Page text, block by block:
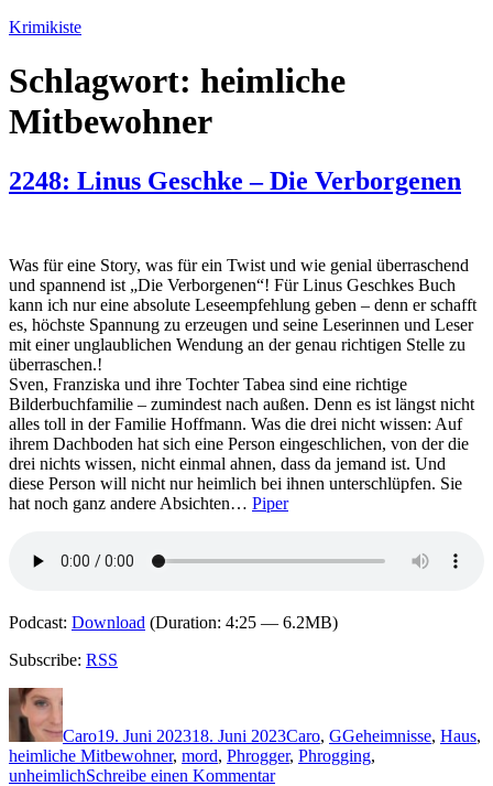
Zum
springen
Krimikiste
Schlagwort: heimliche
Mitbewohner
2248: Linus Geschke – Die Verborgenen
Was für eine Story, was für ein Twist und wie genial überraschend
und spannend ist „Die Verborgenen“! Für Linus Geschkes Buch
kann ich nur eine absolute Leseempfehlung geben – denn er schafft
es, höchste Spannung zu erzeugen und seine Leserinnen und Leser
mit einer unglaublichen Wendung an der genau richtigen Stelle zu
überraschen.!
Sven, Franziska und ihre Tochter Tabea sind eine richtige
Bilderbuchfamilie – zumindest nach außen. Denn es ist längst nicht
alles toll in der Familie Hoffmann. Was die drei nicht wissen: Auf
ihrem Dachboden hat sich eine Person eingeschlichen, von der die
drei nichts wissen, nicht einmal ahnen, dass da jemand ist. Und
diese Person will nicht nur heimlich bei ihnen unterschlüpfen. Sie
hat noch ganz andere Absichten… Piper
Podcast: Download (Duration: 4:25 — 6.2MB)
Subscribe: RSS
Autor
Caro19. Juni 202318. Juni 2023Caro, GGeheimnisse, Haus,
heimliche Mitbewohner, mord, Phrogger, Phrogging,
unheimlichSchreibe einen Kommentarzu